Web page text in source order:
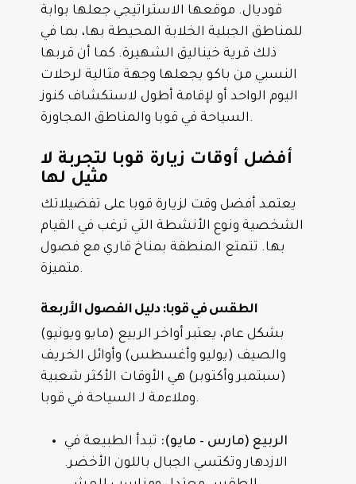
قوديال. موقعها الاستراتيجي جعلها بوابة
للمناطق الجبلية الخلابة المحيطة بها، بما في
ذلك قرية خيناليق الشهيرة. كما أن قربها
النسبي من باكو يجعلها وجهة مثالية لرحلات
اليوم الواحد أو لإقامة أطول لاستكشاف كنوز
السياحة في قوبا والمناطق المجاورة.
أفضل أوقات زيارة قوبا لتجربة لا
مثيل لها
يعتمد أفضل وقت لزيارة قوبا على تفضيلاتك
الشخصية ونوع الأنشطة التي ترغب في القيام
بها. تتمتع المنطقة بمناخ قاري مع فصول
متميزة.
الطقس في قوبا: دليل الفصول الأربعة
بشكل عام، يعتبر أواخر الربيع (مايو ويونيو)
والصيف (يوليو وأغسطس) وأوائل الخريف
(سبتمبر وأكتوبر) هي الأوقات الأكثر شعبية
وملاءمة لـ السياحة في قوبا.
الربيع (مارس – مايو): تبدأ الطبيعة في
الازدهار وتكتسي الجبال باللون الأخضر.